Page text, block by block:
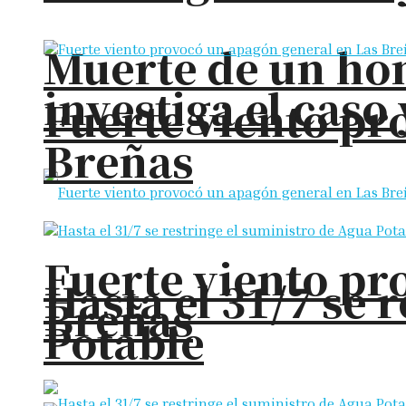
Muerte de un
investiga el
Fuerte viento
Breñas
Fuerte viento
Breñas
Hasta el 31/7 se
Potable